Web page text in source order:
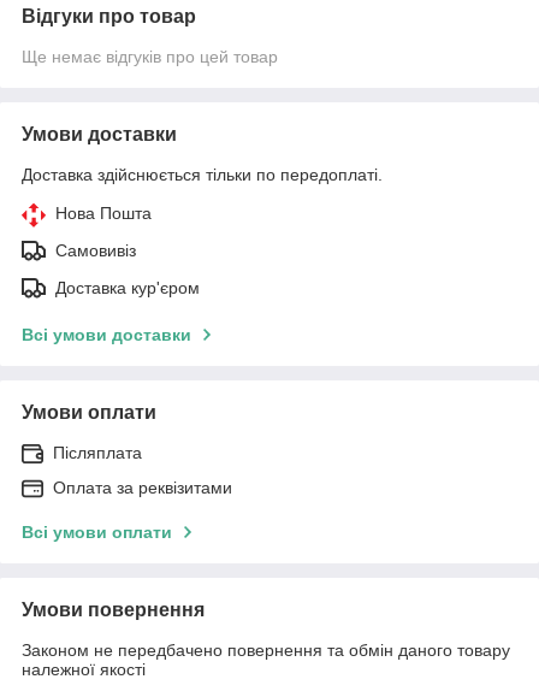
Відгуки про товар
Ще немає відгуків про цей товар
Умови доставки
Доставка здійснюється тільки по передоплаті.
Нова Пошта
Самовивіз
Доставка кур'єром
Всі умови доставки
Умови оплати
Післяплата
Оплата за реквізитами
Всі умови оплати
Умови повернення
Законом не передбачено повернення та обмін даного товару
належної якості